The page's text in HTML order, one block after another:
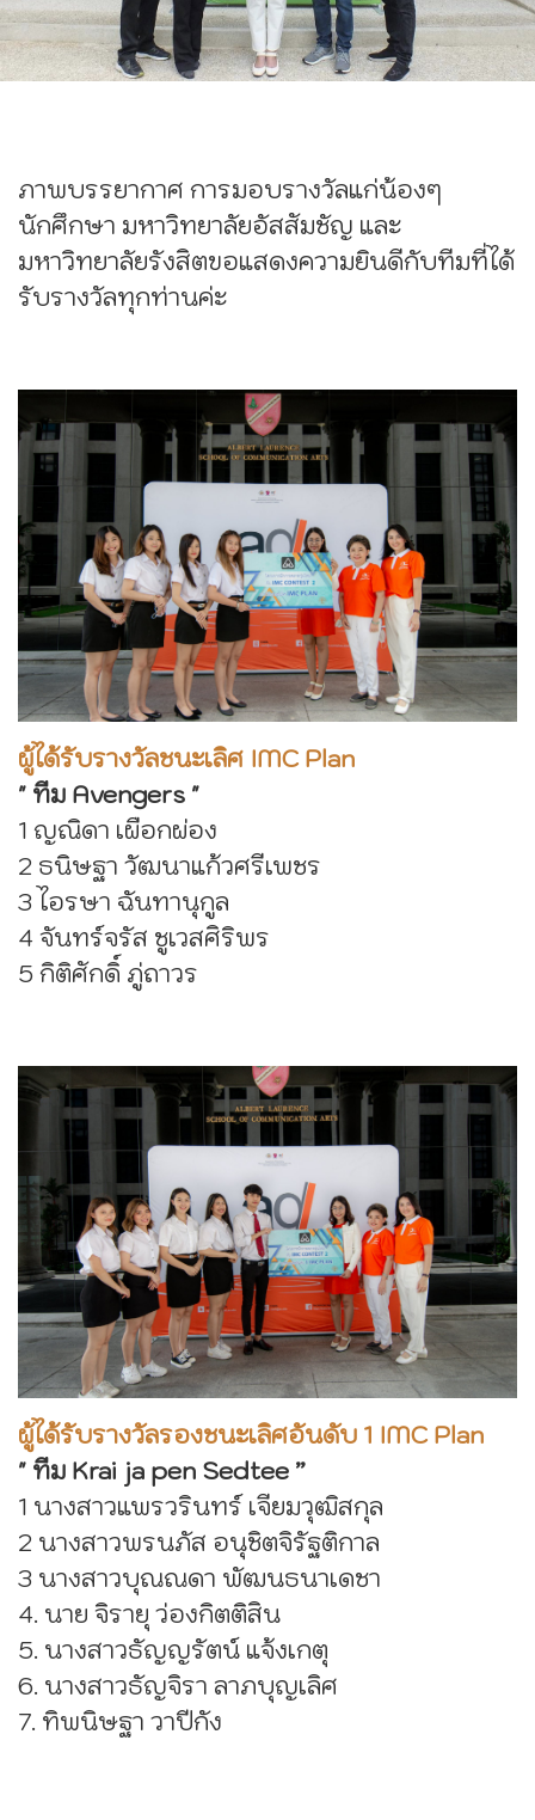
ภาพบรรยากาศ การมอบรางวัลแก่น้องๆ
นักศึกษา มหาวิทยาลัยอัสสัมชัญ และ
มหาวิทยาลัยรังสิตขอแสดงความยินดีกับทีมที่ได้
รับรางวัลทุกท่านค่ะ
ผู้ได้รับรางวัลชนะเลิศ IMC Plan
" ทีม Avengers "
1 ญณิดา เผือกผ่อง
2 ธนิษฐา วัฒนาแก้วศรีเพชร
3 ไอรษา ฉันทานุกูล
4 จันทร์จรัส ชูเวสศิริพร
5 กิติศักดิ์ ภู่ถาวร
ผู้ได้รับรางวัลรองชนะเลิศอันดับ 1 IMC Plan
" ทีม Krai ja pen Sedtee ”
1 นางสาวแพรวรินทร์ เจียมวุฒิสกุล
2 นางสาวพรนภัส อนุชิตจิรัฐติกาล
3 นางสาวบุณณดา พัฒนธนาเดชา
4. นาย จิรายุ ว่องกิตติสิน
5. นางสาวธัญญรัตน์ แจ้งเกตุ
6. นางสาวธัญจิรา ลาภบุญเลิศ
7. ทิพนิษฐา วาปีกัง